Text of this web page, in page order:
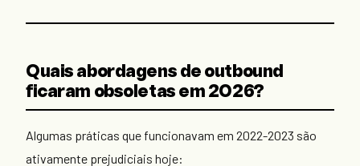
Quais abordagens de outbound
ficaram obsoletas em 2026?
Algumas práticas que funcionavam em 2022-2023 são
ativamente prejudiciais hoje: